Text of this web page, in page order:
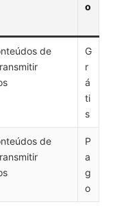
o
de
G
r
á
ti
s
de
P
a
g
o